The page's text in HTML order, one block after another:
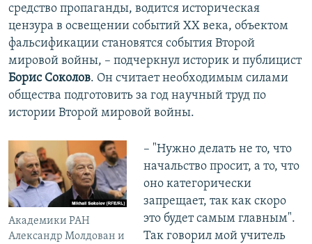
средство пропаганды, водится историческая
цензура в освещении событий XX века, объектом
фальсификации становятся события Второй
мировой войны, – подчеркнул историк и публицист
Борис Соколов. Он считает необходимым силами
общества подготовить за год научный труд по
истории Второй мировой войны.
Академики РАН
Александр Молдован и
​– "Нужно делать не то, что
начальство просит, а то, что
оно категорически
запрещает, так как скоро
это будет самым главным".
Так говорил мой учитель